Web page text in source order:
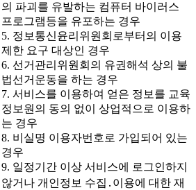
의 파괴를 유발하는 컴퓨터 바이러스
프로그램등을 유포하는 경우
5. 정보통신윤리위원회로부터의 이용
제한 요구 대상인 경우
6. 선거관리위원회의 유권해석 상의 불
법선거운동을 하는 경우
7. 서비스를 이용하여 얻은 정보를 교육
정보원의 동의 없이 상업적으로 이용하
는 경우
8. 비실명 이용자번호로 가입되어 있는
경우
9. 일정기간 이상 서비스에 로그인하지
않거나 개인정보 수집․이용에 대한 재